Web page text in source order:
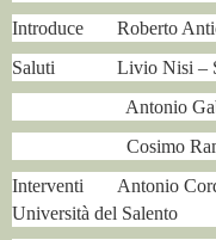
Introduce Roberto
Saluti Livio Nisi –
Antonio
Cosimo Ramundo
Interventi Antonio
Università del Salento